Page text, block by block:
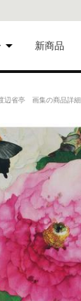
美術品
本
映像・音
楽
文具
新商品
省亭 画集の商品詳細